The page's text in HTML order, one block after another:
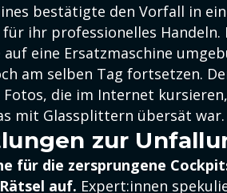
bestätigte den Vorfall in
für ihr professionelles
auf eine Ersatzmaschine
am selben Tag fortsetzen.
Fotos, die im Internet
mit Glassplittern übersät war.
zur
für die zersprungene
auf. Expert:innen